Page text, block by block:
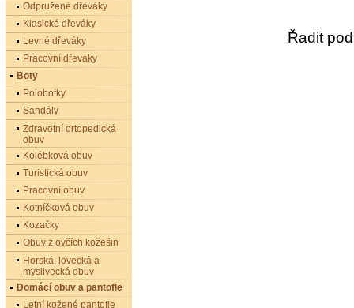
Řadit
Odpružené dřeváky
Klasické dřeváky
Levné dřeváky
Pracovní dřeváky
Boty
Polobotky
Sandály
Zdravotní ortopedická
obuv
Kolébková obuv
Turistická obuv
Pracovní obuv
Kotníčková obuv
Kozačky
Obuv z ovčích kožešin
Horská, lovecká a
myslivecká obuv
Domácí obuv a pantofle
Letní kožené pantofle